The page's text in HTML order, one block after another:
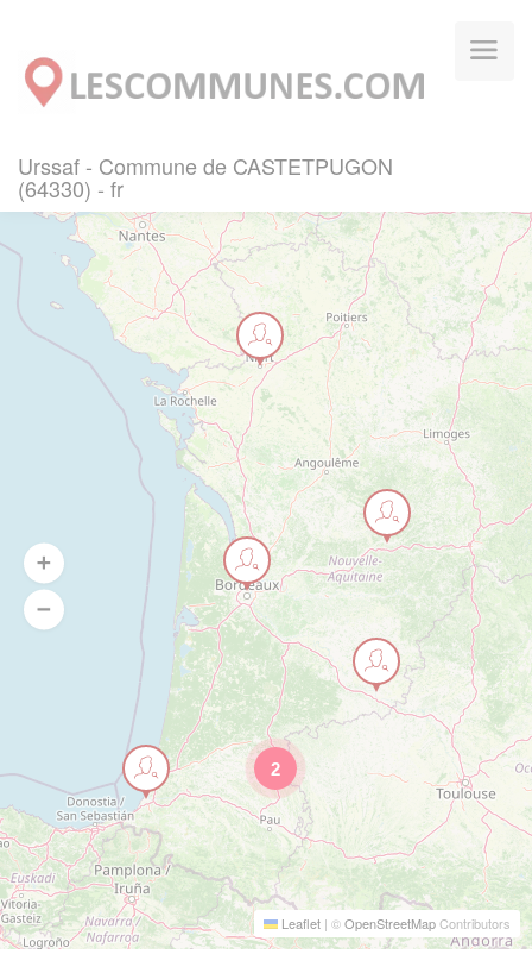
Urssaf - Commune de CASTETPUGON
(64330) - fr
2
Leaflet | ©OpenStreetMapContributors